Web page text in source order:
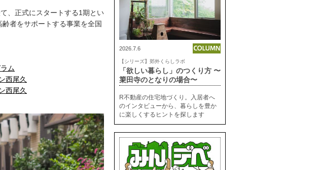
、正式にスタートする1期とい
者をサポートする事業を全国
ム
西尾久
西尾久
2026.7.6
【シリーズ】郊外くらしラボ
「欲しい暮らし」のつくり方 〜
簗田寺のとなりの場合〜
R不動産の住宅地づくり。入居者へ
のインタビューから、暮らしを豊か
に楽しくするヒントを探します